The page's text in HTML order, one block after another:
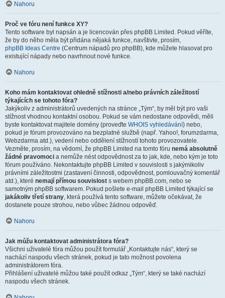
Nahoru
Proč ve fóru není funkce XY?
Tento software byl napsán a je licencován přes phpBB Limited. Pokud věříte,
že by do něho měla být přidána nějaká funkce, navštivte, prosím,
phpBB Ideas Centre (Centrum nápadů pro phpBB), kde můžete hlasovat pro
existující nápady nebo navrhnout nové funkce.
Nahoru
Koho mám kontaktovat ohledně stížnosti a/nebo právních záležitostí
týkajících se tohoto fóra?
Jakýkoliv z administrátorů uvedených na stránce „Tým“, by měl být pro vaši
stížnost vhodnou kontaktní osobou. Pokud se vám nedostane odpovědi, měli
byste kontaktovat majitele domény (proveďte WHOIS vyhledávání) nebo,
pokud je fórum provozováno na bezplatné službě (např. Yahoo!, forumzdarma,
Webzdarma atd.), vedení nebo oddělení stížností tohoto provozovatele.
Vezměte, prosím, na vědomí, že phpBB Limited na tomto fóru nemá absolutně
žádné pravomoci a nemůže nést odpovědnost za to jak, kde, nebo kým je toto
fórum používáno. Nekontaktujte phpBB Limited v souvislosti s jakýmikoliv
právními záležitostmi (zastavení činnosti, odpovědnost, pomlouvačný komentář
atd.), které nemají přímou souvislost s webem phpBB.com, nebo se
samotným phpBB softwarem. Pokud pošlete e-mail phpBB Limited týkající se
jakákoliv třetí strany, která používá tento software, můžete očekávat, že
dostanete pouze strohou, nebo vůbec žádnou odpověď.
Nahoru
Jak můžu kontaktovat administrátora fóra?
Všichni uživatelé fóra můžou použít formulář „Kontaktujte nás“, který se
nachází naspodu všech stránek, pokud je tato možnost povolena
administrátorem fóra.
Přihlášení uživatelé můžou také použít odkaz „Tým“, který se také nachází
naspodu všech stránek.